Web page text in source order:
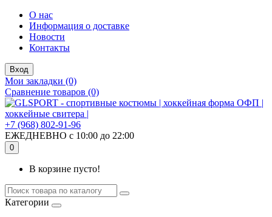
О нас
Информация о доставке
Новости
Контакты
Вход
Мои закладки (0)
Сравнение товаров (0)
+7 (968) 802-91-96
ЕЖЕДНЕВНО с 10:00 до 22:00
0
В корзине пусто!
Категории